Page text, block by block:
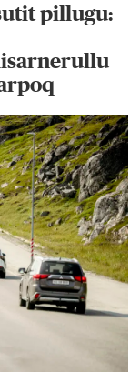
pillugu: